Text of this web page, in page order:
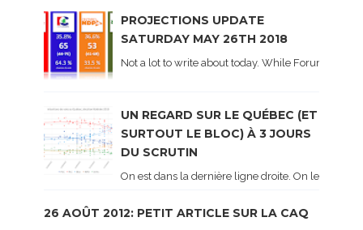
PROJECTIONS UPDATE
SATURDAY MAY 26TH 2018
Not a lot to write about today. While Forum did
UN REGARD SUR LE QUÉBEC (ET
SURTOUT LE BLOC) À 3 JOURS
DU SCRUTIN
On est dans la dernière ligne droite. On le sait
26 AOÛT 2012: PETIT ARTICLE SUR LA CAQ